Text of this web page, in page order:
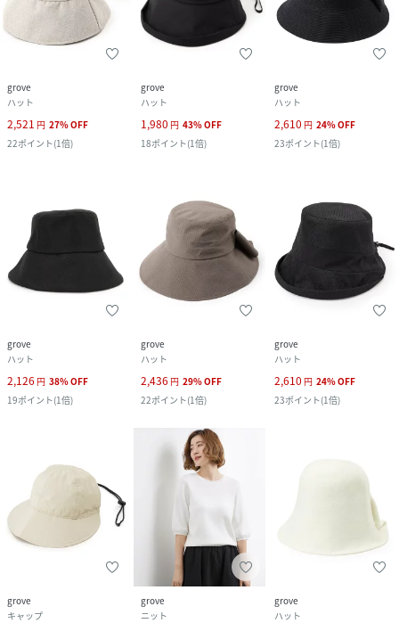
grove
ハット
2,521 円 27%OFF
22ポイント(1倍)
grove
ハット
1,980 円 43%OFF
18ポイント(1倍)
grove
ハット
2,610 円 24%OFF
23ポイント(1倍)
grove
ハット
2,126 円 38%OFF
19ポイント(1倍)
grove
ハット
2,436 円 29%OFF
22ポイント(1倍)
grove
ハット
2,610 円 24%OFF
23ポイント(1倍)
grove
キャップ
grove
ニット
grove
ハット